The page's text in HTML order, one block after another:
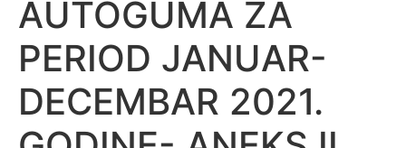
AUTOGUMA ZA
PERIOD JANUAR-
DECEMBAR 2021.